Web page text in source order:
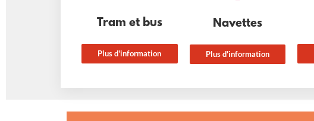
Tram et bus
Plus d'information
Navettes
Plus d'information